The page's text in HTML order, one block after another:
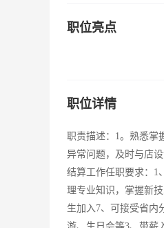
职位亮点
职位详情
职责描述：1。熟悉掌
异常问题，及时与店
结算工作任职要求：1
理专业知识，掌握新
生加入7、可接受省内